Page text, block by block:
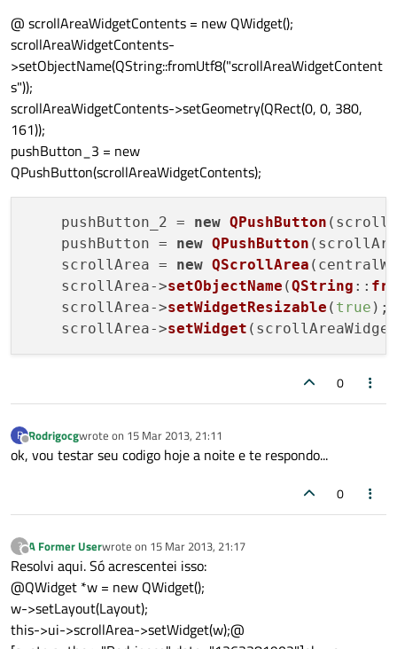
@ scrollAreaWidgetContents = new QWidget();
scrollAreaWidgetContents-
>setObjectName(QString::fromUtf8("scrollAreaWidgetContent
s"));
scrollAreaWidgetContents->setGeometry(QRect(0, 0, 380,
161));
pushButton_3 = new
QPushButton(scrollAreaWidgetContents);
    pushButton_2 =
new QPushButton
    pushButton =
new QPushButton
    scrollArea =
new QScrollArea
    scrollArea->
setObjectName (QString ::
    scrollArea->
setWidgetResizable ( true );
    scrollArea->
setWidget
0
R
Offline
Rodrigocgwrote on 15 Mar 2013, 21:11
last edited by
ok, vou testar seu codigo hoje a noite e te respondo...
0
?
Offline
A Former Userwrote on 15 Mar 2013, 21:17
last edited by
Resolvi aqui. Só acrescentei isso:
@QWidget *w = new QWidget();
w->setLayout(Layout);
this->ui->scrollArea->setWidget(w);@